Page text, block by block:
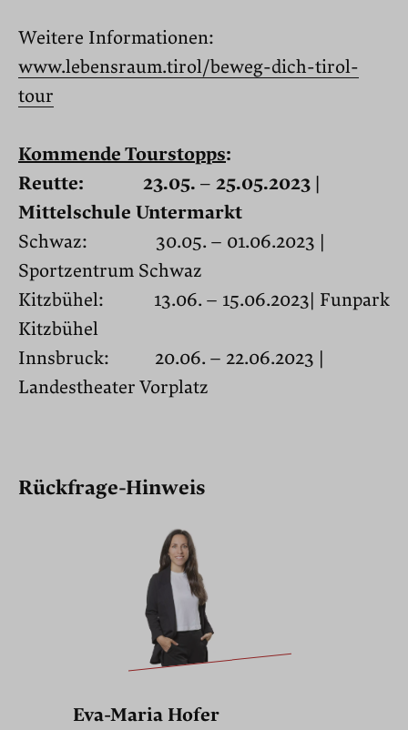
Weitere Informationen:
www.lebensraum.tirol/beweg-dich-tirol-
tour
Kommende Tourstopps:
Reutte: 23.05. – 25.05.2023 |
Mittelschule Untermarkt
Schwaz: 30.05. – 01.06.2023 |
Sportzentrum Schwaz
Kitzbühel: 13.06. – 15.06.2023| Funpark
Kitzbühel
Innsbruck: 20.06. – 22.06.2023 |
Landestheater Vorplatz
Rückfrage-Hinweis
Eva-Maria Hofer